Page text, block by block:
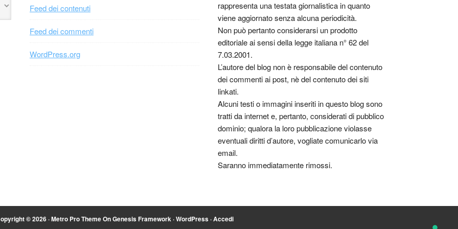
Feed dei contenuti
Feed dei commenti
WordPress.org
rappresenta una testata giornalistica in quanto
viene aggiornato senza alcuna periodicità.
Non può pertanto considerarsi un prodotto
editoriale ai sensi della legge italiana n° 62 del
7.03.2001.
L’autore del blog non è responsabile del contenuto
dei commenti ai post, nè del contenuto dei siti
linkati.
Alcuni testi o immagini inseriti in questo blog sono
tratti da internet e, pertanto, considerati di pubblico
dominio; qualora la loro pubblicazione violasse
eventuali diritti d’autore, vogliate comunicarlo via
email.
Saranno immediatamente rimossi.
© 2026 ·Metro Pro ThemeOnGenesis Framework ·WordPress·Accedi